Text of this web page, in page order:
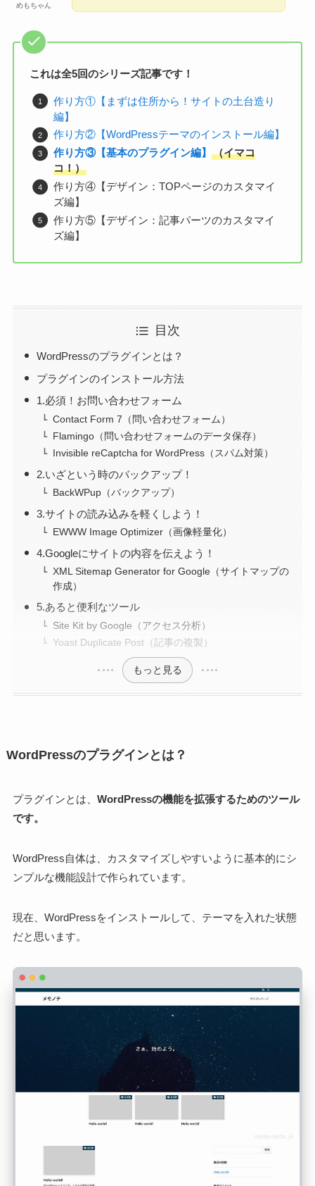
めもちゃん
これは全5回のシリーズ記事です！
作り方①【まずは住所から！サイトの土台造り
編】
作り方②【WordPressテーマのインストール編】
作り方③【基本のプラグイン編】（イマコ
コ！）
作り方④【デザイン：TOPページのカスタマイ
ズ編】
作り方⑤【デザイン：記事パーツのカスタマイ
ズ編】
目次
WordPressのプラグインとは？
プラグインのインストール方法
1.必須！お問い合わせフォーム
Contact Form 7（問い合わせフォーム）
Flamingo（問い合わせフォームのデータ保存）
Invisible reCaptcha for WordPress（スパム対策）
2.いざという時のバックアップ！
BackWPup（バックアップ）
3.サイトの読み込みを軽くしよう！
EWWW Image Optimizer（画像軽量化）
4.Googleにサイトの内容を伝えよう！
XML Sitemap Generator for Google（サイトマップの
作成）
5.あると便利なツール
Site Kit by Google（アクセス分析）
Yoast Duplicate Post（記事の複製）
もっと見る
WordPressのプラグインとは？
プラグインとは、 WordPressの機能を拡張するためのツール
です。
WordPress自体は、カスタマイズしやすいように基本的にシ
ンプルな機能設計で作られています。
現在、WordPressをインストールして、テーマを入れた状態
だと思います。